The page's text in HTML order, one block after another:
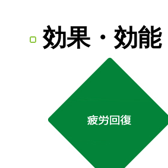
効果・効能